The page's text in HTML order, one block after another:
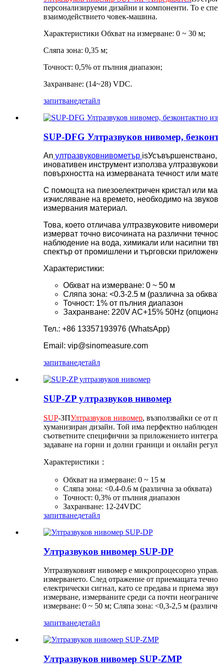
персонализируеми дизайни и компоненти. То е
взаимодействието човек-машина.
Характеристики Обхват на измерване: 0 ~ 30 м;
Сляпа зона: 0,35 м;
Точност: 0,5% от пълния диапазон;
Захранване: (14~28) VDC.
запитванедетайл
SUP-DFG Ултразвуков нивомер,
An ултразвуковнивометър isУсъвършенствано,
иновативен инструмент използва
повърхността на измерваната течност или
С помощта на пиезоелектричен кристал или
изчисляване на времето, необходимо на
измервания материал.
Това, което отличава ултразвуковите
измерват точно височината на различни
наблюдение на вода, химикали или насипни
спектър от промишлени и търговски
Характеристики:
Обхват на измерване: 0 ~ 50 м
Сляпа зона: <0.3-2.5 м (различна за
Точност: 1% от пълния диапазон
Захранване: 220V AC+15% 50Hz
Тел.: +86 13357193976 (WhatsApp)
Email: vip@sinomeasure.com
запитванедетайл
SUP-ZP ултразвуков нивомер
SUP-ЗПУлтразвуков нивомер, възползвайки се от
хуманизиран дизайн. Той има перфектно
съответните специфични за приложението
задаване на горни и долни граници и онлайн
Характеристики：
Обхват на измерване: 0 ~ 15 м
Сляпа зона: <0.4-0.6 м (различна за обхвата)
Точност: 0,3% от пълния диапазон
Захранване: 12-24VDC
запитванедетайл
Ултразвуков нивомер SUP-DP
Ултразвуковият нивомер е микропроцесорно
измерването. След отражение от приемащата
електрически сигнал, като се предава и приема
измерване, измерваните среди са почти
измерване: 0 ~ 50 м; Сляпа зона: <0,3-2,5 м
запитванедетайл
Ултразвуков нивомер SUP-ZMP